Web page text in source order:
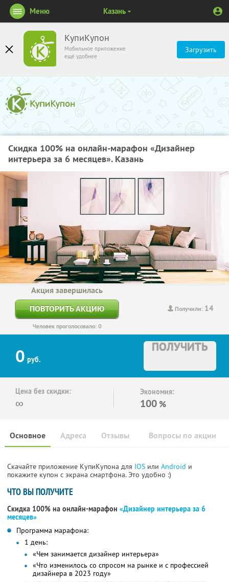
КупиКупон
Мобильное приложение
ещё удобнее
Загрузить
Меню Казань
Скидка 100% на онлайн-марафон «Дизайнер
интерьера за 6 месяцев». Казань
Получили: 14
Акция завершилась
ПОВТОРИТЬ АКЦИЮ
Человек проголосовало: 0
0 руб.
ПОЛУЧИТЬ
Цена без скидки:
∞
Экономия:
100 %
Основное Отзывы Вопросы по акции
Адреса
Скачайте приложение КупиКупона для IOS или Android и
покажите купон с экрана смартфона. Это удобно :)
ЧТО ВЫ ПОЛУЧИТЕ
Скидка 100% на онлайн-марафон «Дизайнер интерьера за 6
месяцев»
Программа марафона:
1 день:
«Чем занимается дизайнер интерьера»
«Что изменилось со спросом на рынке и с профессией
дизайнера в 2023 году»